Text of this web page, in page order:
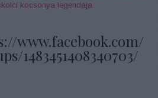
kocsonya legendája
www.facebook.com/
1483451408340703/